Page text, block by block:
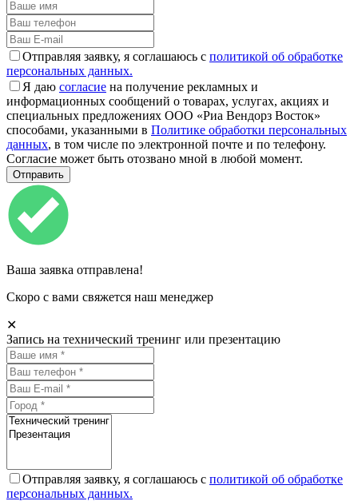
Отправляя заявку, я соглашаюсь с политикой об обработке
персональных данных.
Я даю согласие на получение рекламных и
информационных сообщений о товарах, услугах, акциях и
специальных предложениях ООО «Риа Вендорз Восток»
способами, указанными в Политике обработки персональных
данных, в том числе по электронной почте и по телефону.
Согласие может быть отозвано мной в любой момент.
Ваша заявка отправлена!
Скоро с вами свяжется наш менеджер
✕
Запись на технический тренинг или презентацию
Отправляя заявку, я соглашаюсь с политикой об обработке
персональных данных.